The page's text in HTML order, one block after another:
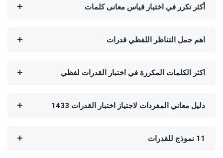
أكثر تكرر في اختبار قياس معانى كلمات
اهم جمل التناظر اللفظي قدرات
اكثر الكلمات المكررة في اختبار القدرات لفظي
دليل معاني المفردات لاجتياز اختبار القدرات 1433
11 نموذج للقدرات